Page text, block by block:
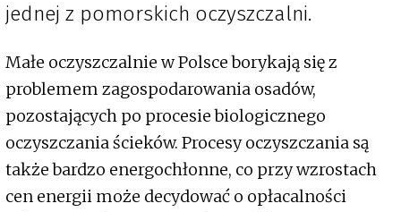
jednej z pomorskich oczyszczalni.
Małe oczyszczalnie w Polsce borykają się z
problemem zagospodarowania osadów,
pozostających po procesie biologicznego
oczyszczania ścieków. Procesy oczyszczania są
także bardzo energochłonne, co przy wzrostach
cen energii może decydować o opłacalności